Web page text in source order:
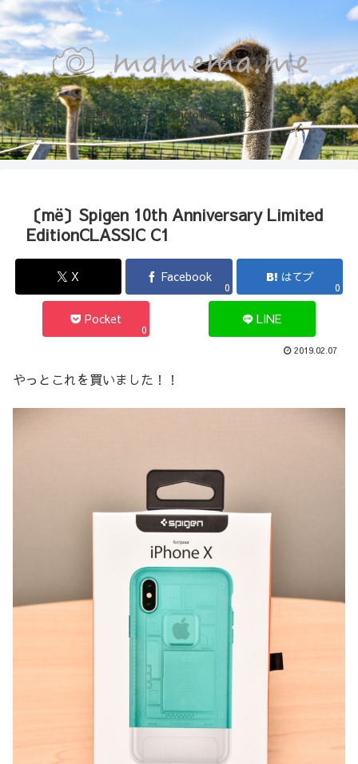
函館のカメラマン『Photo箱』naoのブログ
〔më〕Spigen 10th Anniversary Limited
EditionCLASSIC C1
X Facebook
0
はてブ
0
Pocket
0
LINE
2019.02.07
やっとこれを買いました！！